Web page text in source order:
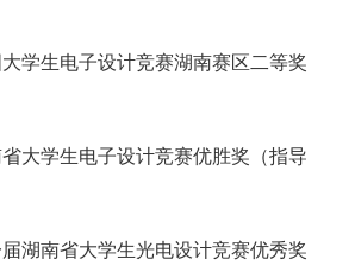
大学生电子设计竞赛湖南赛区二等奖
省大学生电子设计竞赛优胜奖（指导
届湖南省大学生光电设计竞赛优秀奖